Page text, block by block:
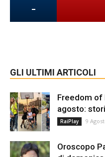
-
GLI ULTIMI ARTICOLI
Freedom of
agosto:
RaiPlay 9
Oroscopo